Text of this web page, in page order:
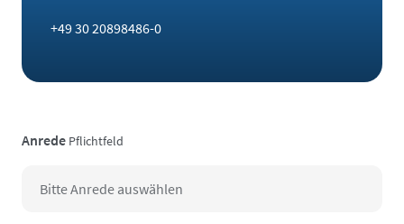
+49 30 20898486-0
Anrede Pflichtfeld